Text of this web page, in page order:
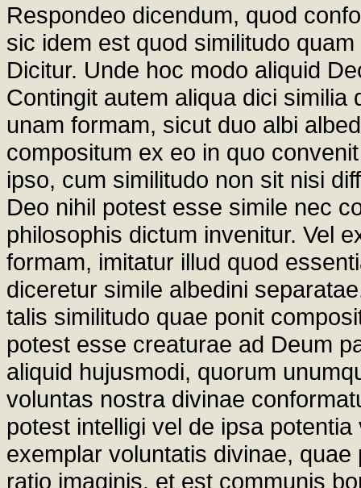
Respondeo dicendum, quod
sic idem est quod similitudo
Dicitur. Unde hoc modo aliquid
Contingit autem aliqua dici similia
unam formam, sicut duo albi
compositum ex eo in quo
ipso, cum similitudo non sit nisi
Deo nihil potest esse simile nec
philosophis dictum invenitur. Vel
formam, imitatur illud quod
diceretur simile albedini
talis similitudo quae ponit
potest esse creaturae ad Deum
aliquid hujusmodi, quorum
voluntas nostra divinae
potest intelligi vel de ipsa
exemplar voluntatis divinae,
ratio imaginis, et est communis